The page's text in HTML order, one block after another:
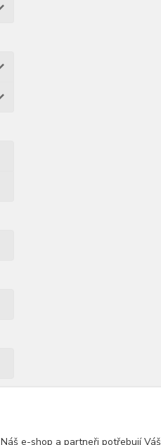
Náš e-shop a partneři potřebují Váš